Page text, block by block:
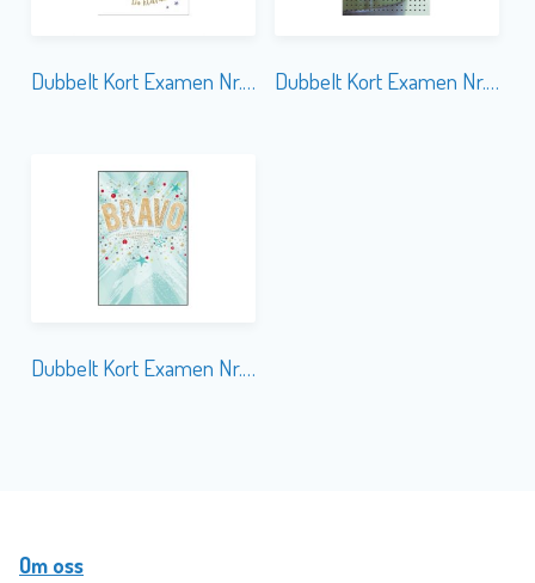
Dubbelt Kort Examen Nr. 751A Dubbelt Kort Examen Nr. 757 Sedelficka
Dubbelt Kort Examen Nr. 748
Om oss